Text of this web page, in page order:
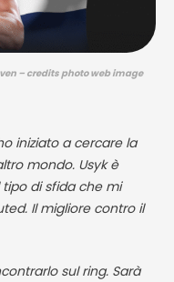
– credits photo web image
iniziato a cercare la
mondo. Usyk è
di sfida che mi
Il migliore contro il
sul ring. Sarà